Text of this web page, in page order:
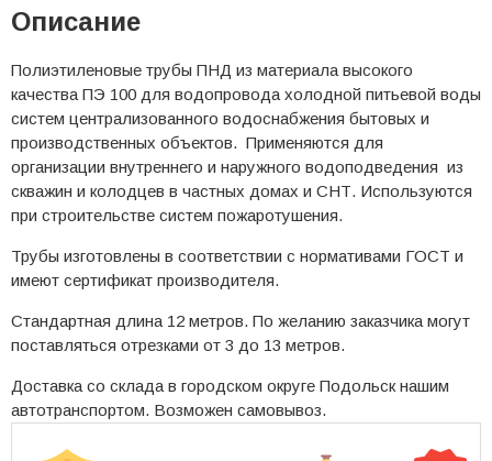
Описание
Полиэтиленовые трубы ПНД из материала высокого
качества ПЭ 100 для водопровода холодной питьевой воды
систем централизованного водоснабжения бытовых и
производственных объектов. Применяются для
организации внутреннего и наружного водоподведения из
скважин и колодцев в частных домах и СНТ. Используются
при строительстве систем пожаротушения.
Трубы изготовлены в соответствии с нормативами ГОСТ и
имеют сертификат производителя.
Стандартная длина 12 метров. По желанию заказчика могут
поставляться отрезками от 3 до 13 метров.
Доставка со склада в городском округе Подольск нашим
автотранспортом. Возможен самовывоз.